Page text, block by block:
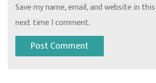
Save my name, email, and website in
next time I comment.